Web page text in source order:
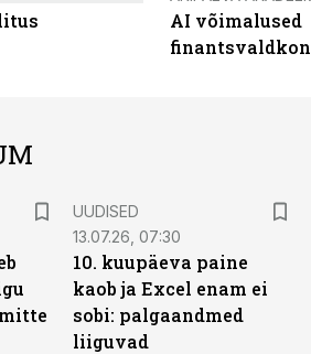
AI võimalused
UUDISED
13.07.26, 07:30
10. kuupäeva paine
kaob ja Excel enam ei
sobi: palgaandmed
liiguvad